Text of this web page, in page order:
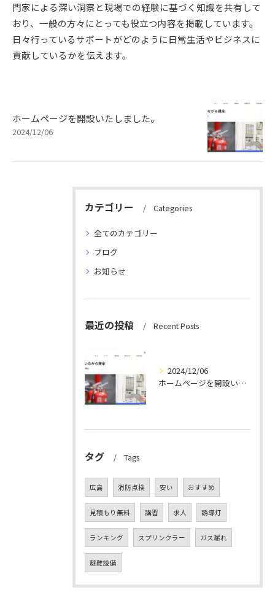
門家による深い洞察と現場での経験に基づく知識を共有して
おり、一般の方々にとっても役立つ内容を掲載しています。
日々行っているサポートがどのように日常生活やビジネスに
貢献しているかを伝えます。
ホームページを開設いたしました。
2024/12/06
カテゴリー Categories
全てのカテゴリー
ブログ
お知らせ
最近の投稿 Recent Posts
2024/12/06
ホームページを開設いたしました。
タグ Tags
広島 消防点検 安い おすすめ
見積もり無料 講習 求人 誘導灯
ランキング スプリンクラー ガス漏れ
避難設備